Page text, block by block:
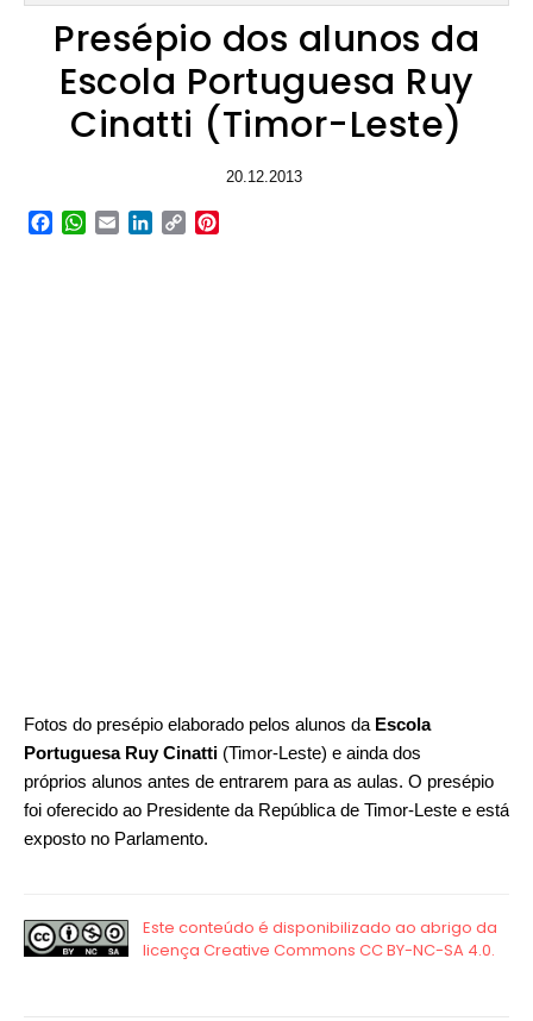
Presépio dos alunos da
Escola Portuguesa Ruy
Cinatti (Timor-Leste)
20.12.2013
Facebook
WhatsApp
EmailLinkedIn
Copy
Fotos do presépio elaborado pelos alunos da Escola
Portuguesa Ruy Cinatti (Timor-Leste) e ainda dos
próprios alunos antes de entrarem para as aulas. O presépio
foi oferecido ao Presidente da República de Timor-Leste e está
exposto no Parlamento.